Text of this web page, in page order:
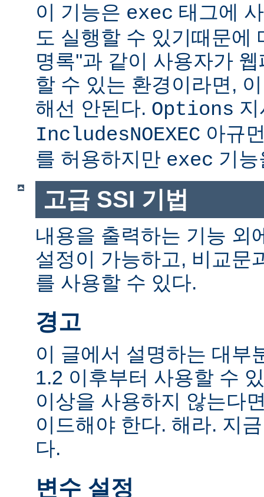
이 기능은 exec 태그에
도 실행할 수 있기때문에
명록''과 같이 사용자가
할 수 있는 환경이라면,
해선 안된다. Options
IncludesNOEXEC 아규
를 허용하지만 exec 기
고급 SSI 기법
내용을 출력하는 기능 외
설정이 가능하고, 비교문
를 사용할 수 있다.
경고
이 글에서 설명하는 대부
1.2 이후부터 사용할 수
이상을 사용하지 않는다
이드해야 한다. 해라. 지
다.
변수 설정